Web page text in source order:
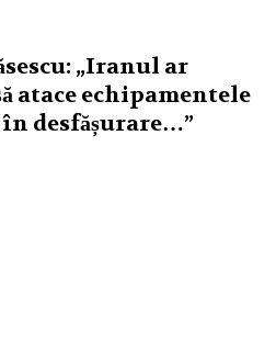
„Iranul ar
atace echipamentele
desfășurare…”